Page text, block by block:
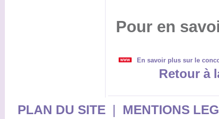
Pour en
En savoir plus sur le
Retour à
PLAN DU SITE| MENTIONS